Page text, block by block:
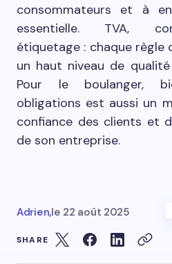
consommateurs et à
essentielle. TVA,
étiquetage : chaque règle
un haut niveau de
Pour le boulanger,
obligations est aussi un
confiance des clients et
de son entreprise.
Adrien,le 22 août 2025
SHARE